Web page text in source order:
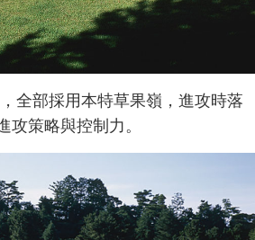
全部採用本特草果嶺，進攻時落
策略與控制力。